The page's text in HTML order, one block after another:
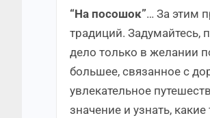
“На посошок”… За этим
традиций.
дело только в желании
большее, связанное с
увлекательное
значение и узнать,